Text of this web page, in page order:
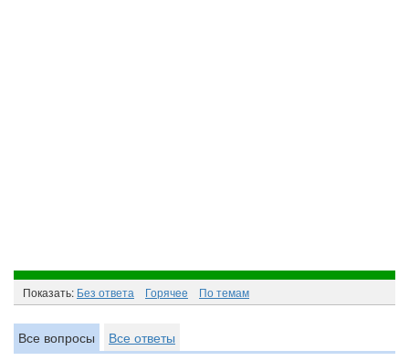
Показать: Без ответа Горячee По темам
Все вопросы Все ответы